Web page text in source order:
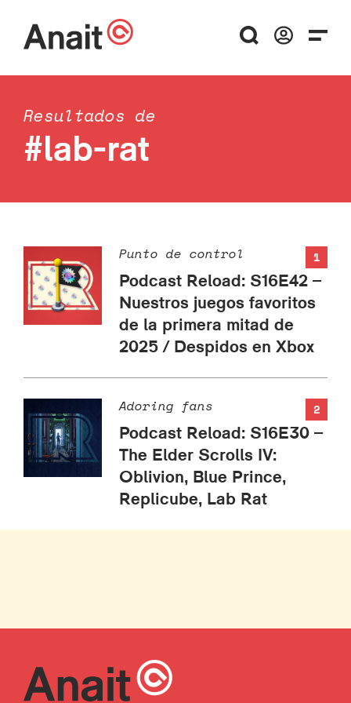
Resultados de
#lab-rat
1
Punto de control
Podcast Reload: S16E42 –
Nuestros juegos favoritos
de la primera mitad de
2025 / Despidos en Xbox
2
Adoring fans
Podcast Reload: S16E30 –
The Elder Scrolls IV:
Oblivion, Blue Prince,
Replicube, Lab Rat